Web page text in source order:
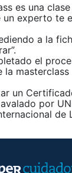
es una
experto te
a la
el
la
un
por
de